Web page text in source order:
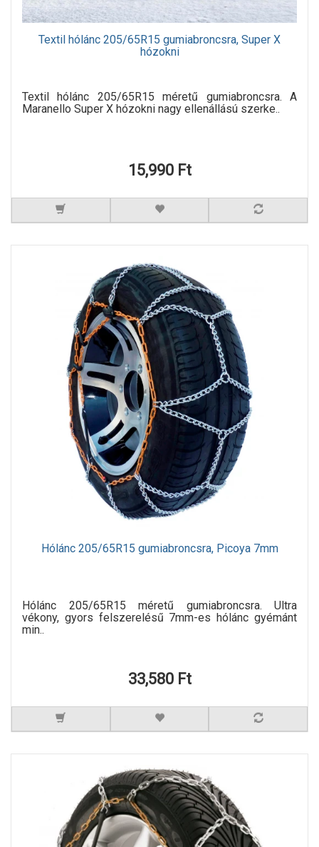
Textil hólánc 205/65R15 gumiabroncsra, Super X
hózokni
Textil hólánc 205/65R15 méretű gumiabroncsra. A
Maranello Super X hózokni nagy ellenállású szerke..
15,990 Ft
Hólánc 205/65R15 gumiabroncsra, Picoya 7mm
Hólánc 205/65R15 méretű gumiabroncsra. Ultra
vékony, gyors felszerelésű 7mm-es hólánc gyémánt
min..
33,580 Ft